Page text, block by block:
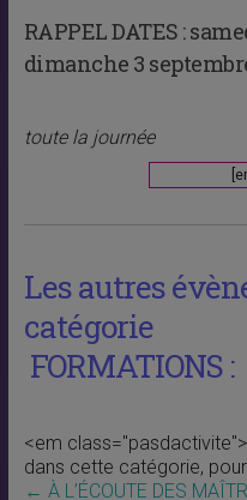
RAPPEL DATES :
dimanche 3
toute la journée
Les autres
catégorie
FORMATIONS :
<em
dans cette catégorie,
← À L’ÉCOUTE DES